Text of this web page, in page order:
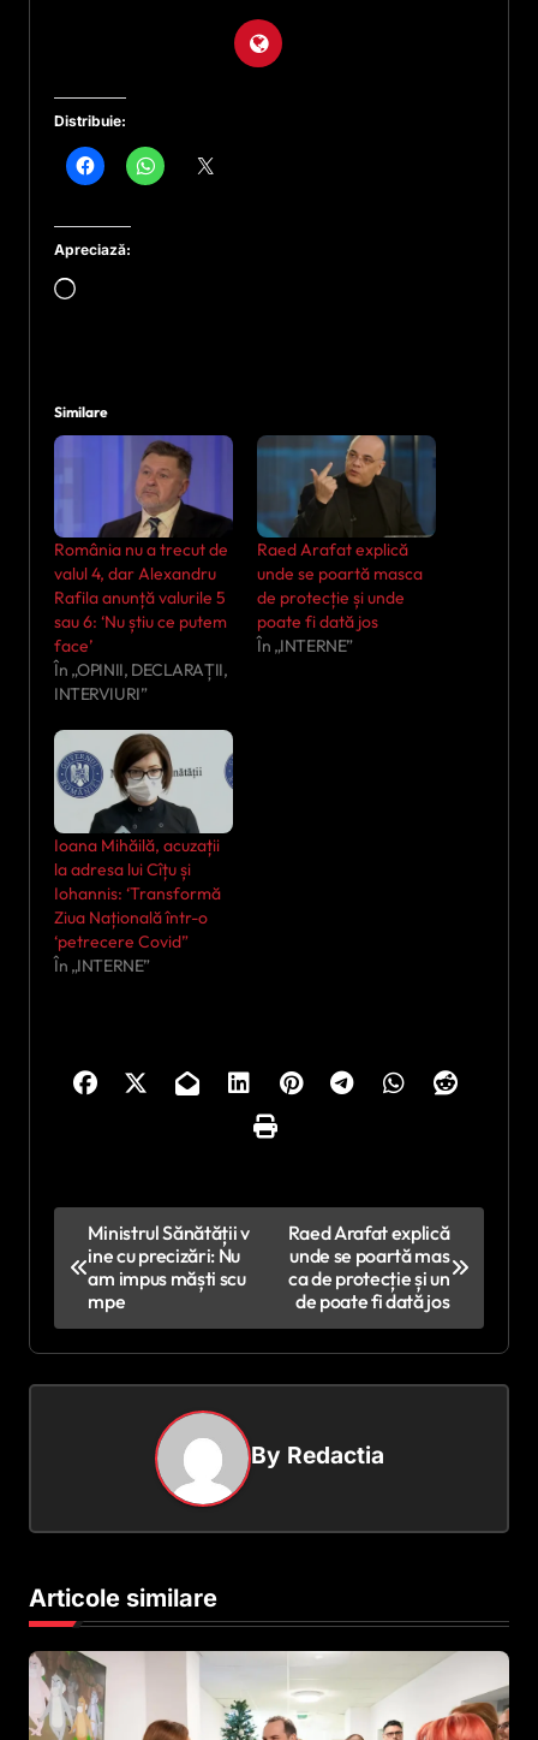
Distribuie:
Apreciază:
Încarc...
Similare
România nu a trecut de
valul 4, dar Alexandru
Rafila anunță valurile 5
sau 6: ‘Nu știu ce putem
face’
În „OPINII, DECLARAȚII,
INTERVIURI”
Raed Arafat explică
unde se poartă masca
de protecție și unde
poate fi dată jos
În „INTERNE”
Ioana Mihăilă, acuzații
la adresa lui Cîțu și
Iohannis: ‘Transformă
Ziua Națională într-o
‘petrecere Covid”
În „INTERNE”
i
g
î
n
a
r
t
Ministrul Sănătății v
ine cu precizări: Nu
am impus măști scu
mpe
Raed Arafat explică
unde se poartă mas
ca de protecție și un
de poate fi dată jos
By Redactia
Articole similare